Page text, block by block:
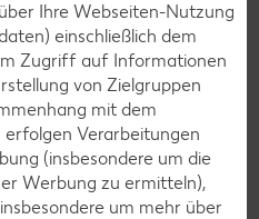
Ihre Webseiten-Nutzung
einschließlich dem
Zugriff auf Informationen
von Zielgruppen
mit dem
erfolgen Verarbeitungen
(insbesondere um die
Werbung zu ermitteln),
um mehr über